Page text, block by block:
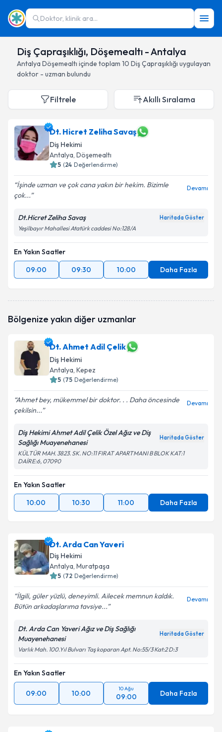
Doktor, klinik ara...
Diş Çapraşıklığı, Döşemealtı - Antalya
Antalya Döşemealtı içinde toplam 10 Diş Çapraşıklığı uygulayan
doktor - uzman bulundu
Filtrele Akıllı Sıralama
Dt. Hicret Zeliha Savaş
Diş Hekimi
Antalya, Döşemealtı
5 (24 Değerlendirme)
İşinde uzman ve çok cana yakın bir hekim. Bizimle
çok...
Devamı
Dt.Hicret Zeliha Savaş Haritada Göster
Yeşilbayır Mahallesi Atatürk caddesi No:128/A
En Yakın Saatler
09:00
09:30 10:00 Daha Fazla
Bölgenize yakın diğer uzmanlar
Dt. Ahmet Adil Çelik
Diş Hekimi
Antalya, Kepez
5 (75 Değerlendirme)
Ahmet bey, mükemmel bir doktor. . . Daha öncesinde
çekilsin...
Devamı
Diş Hekimi Ahmet Adil Çelik Özel Ağız ve Diş
Sağlığı Muayenehanesi
Haritada Göster
KÜLTÜR MAH. 3823. SK. NO:11 FIRAT APARTMANI B BLOK KAT:1
DAİRE:6, 07090
En Yakın Saatler
10:00
10:30 11:00 Daha Fazla
Dt. Arda Can Yaveri
Diş Hekimi
Antalya, Muratpaşa
5 (72 Değerlendirme)
İlgili, güler yüzlü, deneyimli. Ailecek memnun kaldık.
Bütün arkadaşlarıma tavsiye...
Devamı
Dt. Arda Can Yaveri Ağız ve Diş Sağlığı
Muayenehanesi
Haritada Göster
Varlık Mah. 100.Yıl Bulvarı Taş koparan Apt. No:55/3 Kat:2 D:3
En Yakın Saatler
09:00 10:00
10 Ağu
09:00 Daha Fazla